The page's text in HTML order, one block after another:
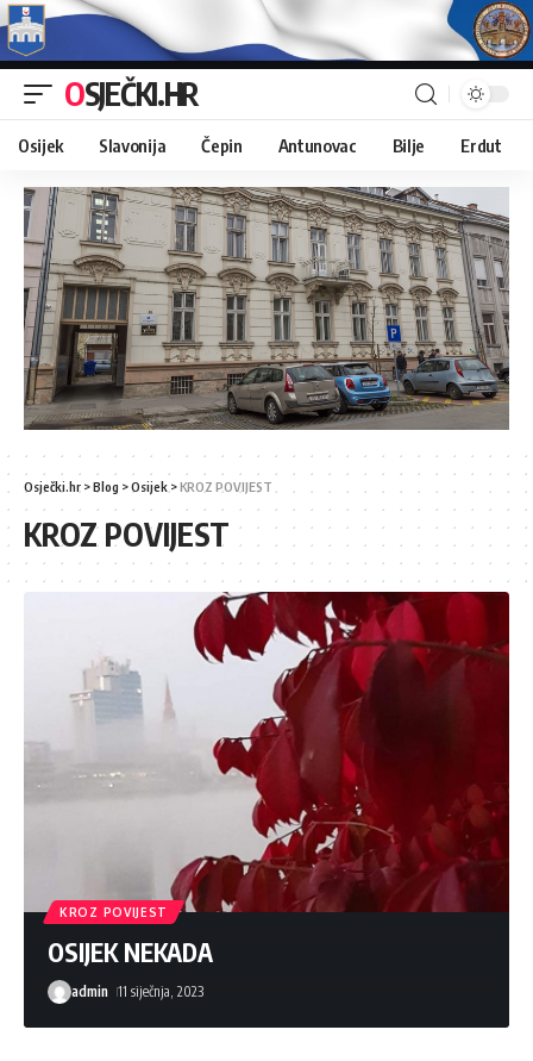
OSJEČKI.HR
Osijek Slavonija Čepin Antunovac Bilje Erdut
Osječki.hr >Blog >Osijek >KROZ POVIJEST
KROZ POVIJEST
KROZ POVIJEST
OSIJEK NEKADA
admin 11 siječnja, 2023